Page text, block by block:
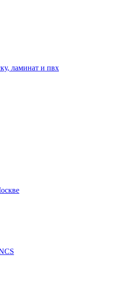
ламинат и пвх